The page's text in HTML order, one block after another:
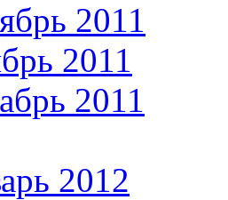
2011
2011
2011
2012